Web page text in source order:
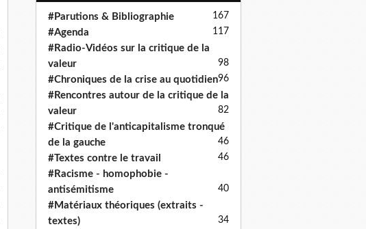
#Parutions & Bibliographie 167
#Agenda 117
#Radio-Vidéos sur la critique de la
valeur
98
#Chroniques de la crise au quotidien96
#Rencontres autour de la critique de la
valeur
82
#Critique de l'anticapitalisme tronqué
de la gauche
46
#Textes contre le travail 46
#Racisme - homophobie -
antisémitisme
40
#Matériaux théoriques (extraits -
textes)
34